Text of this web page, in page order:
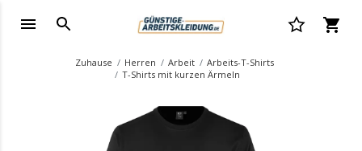
Zuhause Herren Arbeit
Arbeits-T-Shirts
T-Shirts mit kurzen Ärmeln